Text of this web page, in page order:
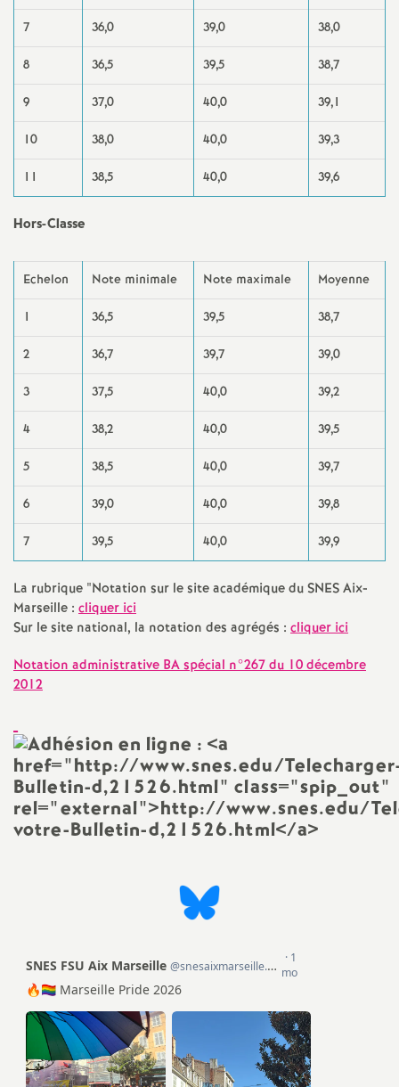
7 36,0 39,0 38,0
8 36,5 39,5 38,7
9 37,0 40,0 39,1
10 38,0 40,0 39,3
11 38,5 40,0 39,6
Hors-Classe
Echelon Note minimale Note maximale Moyenne
1 36,5 39,5 38,7
2 36,7 39,7 39,0
3 37,5 40,0 39,2
4 38,2 40,0 39,5
5 38,5 40,0 39,7
6 39,0 40,0 39,8
7 39,5 40,0 39,9
La rubrique "Notation sur le site académique du SNES Aix-
Marseille : cliquer ici
Sur le site national, la notation des agrégés : cliquer ici
Notation administrative BA spécial n°267 du 10 décembre
2012